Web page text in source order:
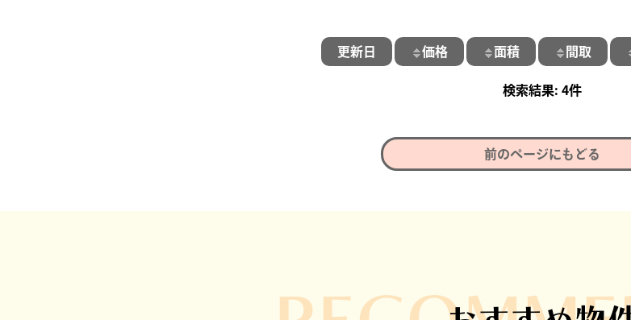
更新日 価格 面積 間取
4件
前のページにもどる